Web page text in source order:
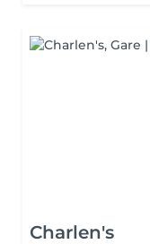
Charlen's